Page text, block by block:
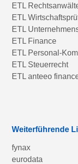
ETL
ETL
ETL
ETL Finance
ETL Personal-
ETL Steuerrecht
ETL anteeo
Weiterführende
fynax
eurodata